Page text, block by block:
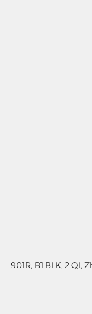
901R, B1 BLK, 2